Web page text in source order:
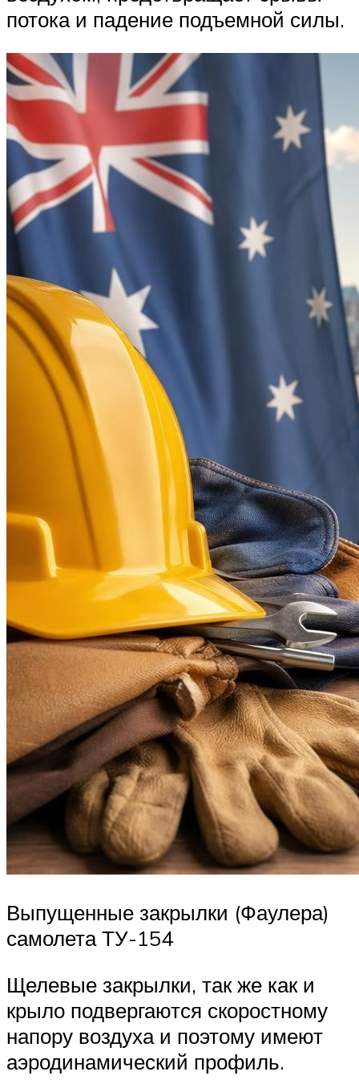
потока и падение подъемной силы.
Выпущенные закрылки (Фаулера)
самолета ТУ-154
Щелевые закрылки, так же как и
крыло подвергаются скоростному
напору воздуха и поэтому имеют
аэродинамический профиль.